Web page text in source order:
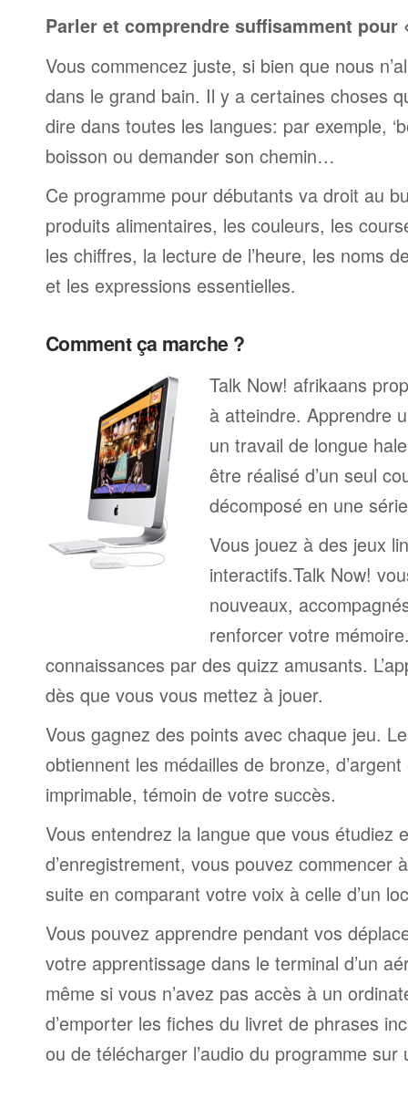
Parler et comprendre suffisamment pour
Vous commencez juste, si bien que nous
dans le grand bain. Il y a certaines choses
dire dans toutes les langues: par exemple,
boisson ou demander son chemin…
Ce programme pour débutants va droit au
produits alimentaires, les couleurs, les
les chiffres, la lecture de l’heure, les noms
et les expressions essentielles.
Comment ça marche ?
Talk Now! afrikaans
à atteindre. Apprendre
un travail de longue
être réalisé d’un seul
décomposé en une
Vous jouez à des jeux
interactifs.Talk Now!
nouveaux,
renforcer votre
connaissances par des quizz amusants.
dès que vous vous mettez à jouer.
Vous gagnez des points avec chaque jeu.
obtiennent les médailles de bronze,
imprimable, témoin de votre succès.
Vous entendrez la langue que vous étudiez
d’enregistrement, vous pouvez commencer
suite en comparant votre voix à celle d’un
Vous pouvez apprendre pendant vos
votre apprentissage dans le terminal d’un
même si vous n’avez pas accès à un
d’emporter les fiches du livret de phrases
ou de télécharger l’audio du programme sur